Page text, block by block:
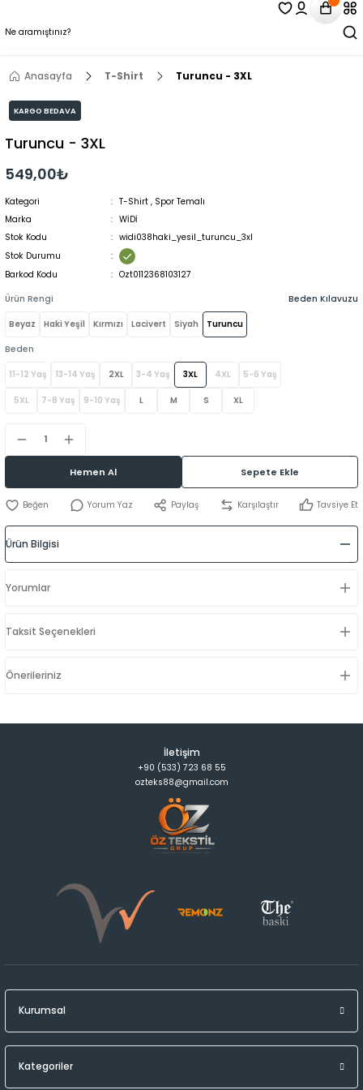
Anasayfa T-Shirt Turuncu - 3XL
KARGO BEDAVA
Turuncu - 3XL
549,00₺
Kategori T-Shirt , Spor Temalı
Marka
WİDİ
Stok Kodu
widi038haki_yesil_turuncu_3xl
Stok Durumu
Barkod Kodu
Ozt0112368103127
Ürün Rengi
Beyaz Haki Yeşil Kırmızı Lacivert Siyah Turuncu
Beden
11-12 Yaş 13-14 Yaş 2XL 3-4 Yaş 3XL 4XL 5-6 Yaş
5XL 7-8 Yaş 9-10 Yaş L M S XL
Beden Kılavuzu
Hemen Al Sepete Ekle
Yorum Yaz Paylaş Karşılaştır Tavsiye Et
Ürün Bilgisi
Yorumlar
Taksit Seçenekleri
Önerileriniz
İletişim
+90 (533) 723 68 55
ozteks88@gmail.com
Kurumsal
Kategoriler